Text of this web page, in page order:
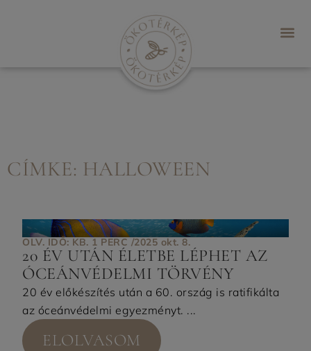
CÍMKE: HALLOWEEN
OLV. IDŐ: KB. 1 PERC /2025 okt. 8.
20 ÉV UTÁN ÉLETBE LÉPHET AZ
ÓCEÁNVÉDELMI TÖRVÉNY
20 év előkészítés után a 60. ország is ratifikálta
az óceánvédelmi egyezményt. ...
ELOLVASOM